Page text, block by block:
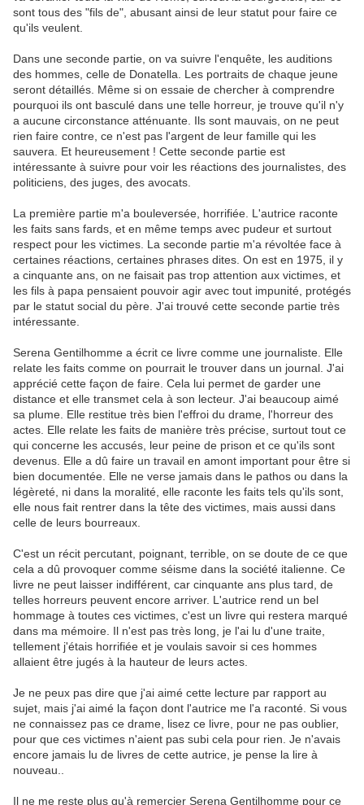
sont tous des "fils de", abusant ainsi de leur statut pour faire ce
qu'ils veulent.
Dans une seconde partie, on va suivre l'enquête, les auditions
des hommes, celle de Donatella. Les portraits de chaque jeune
seront détaillés. Même si on essaie de chercher à comprendre
pourquoi ils ont basculé dans une telle horreur, je trouve qu'il n'y
a aucune circonstance atténuante. Ils sont mauvais, on ne peut
rien faire contre, ce n'est pas l'argent de leur famille qui les
sauvera. Et heureusement ! Cette seconde partie est
intéressante à suivre pour voir les réactions des journalistes, des
politiciens, des juges, des avocats.
La première partie m'a bouleversée, horrifiée. L'autrice raconte
les faits sans fards, et en même temps avec pudeur et surtout
respect pour les victimes. La seconde partie m'a révoltée face à
certaines réactions, certaines phrases dites. On est en 1975, il y
a cinquante ans, on ne faisait pas trop attention aux victimes, et
les fils à papa pensaient pouvoir agir avec tout impunité, protégés
par le statut social du père. J'ai trouvé cette seconde partie très
intéressante.
Serena Gentilhomme a écrit ce livre comme une journaliste. Elle
relate les faits comme on pourrait le trouver dans un journal. J'ai
apprécié cette façon de faire. Cela lui permet de garder une
distance et elle transmet cela à son lecteur. J'ai beaucoup aimé
sa plume. Elle restitue très bien l'effroi du drame, l'horreur des
actes. Elle relate les faits de manière très précise, surtout tout ce
qui concerne les accusés, leur peine de prison et ce qu'ils sont
devenus. Elle a dû faire un travail en amont important pour être si
bien documentée. Elle ne verse jamais dans le pathos ou dans la
légèreté, ni dans la moralité, elle raconte les faits tels qu'ils sont,
elle nous fait rentrer dans la tête des victimes, mais aussi dans
celle de leurs bourreaux.
C'est un récit percutant, poignant, terrible, on se doute de ce que
cela a dû provoquer comme séisme dans la société italienne. Ce
livre ne peut laisser indifférent, car cinquante ans plus tard, de
telles horreurs peuvent encore arriver. L'autrice rend un bel
hommage à toutes ces victimes, c'est un livre qui restera marqué
dans ma mémoire. Il n'est pas très long, je l'ai lu d'une traite,
tellement j'étais horrifiée et je voulais savoir si ces hommes
allaient être jugés à la hauteur de leurs actes.
Je ne peux pas dire que j'ai aimé cette lecture par rapport au
sujet, mais j'ai aimé la façon dont l'autrice me l'a raconté. Si vous
ne connaissez pas ce drame, lisez ce livre, pour ne pas oublier,
pour que ces victimes n'aient pas subi cela pour rien. Je n'avais
encore jamais lu de livres de cette autrice, je pense la lire à
nouveau..
Il ne me reste plus qu'à remercier Serena Gentilhomme pour ce